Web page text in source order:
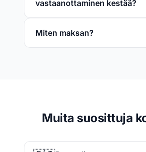
vastaanottaminen kestää?
Miten maksan?
Muita suosittuja